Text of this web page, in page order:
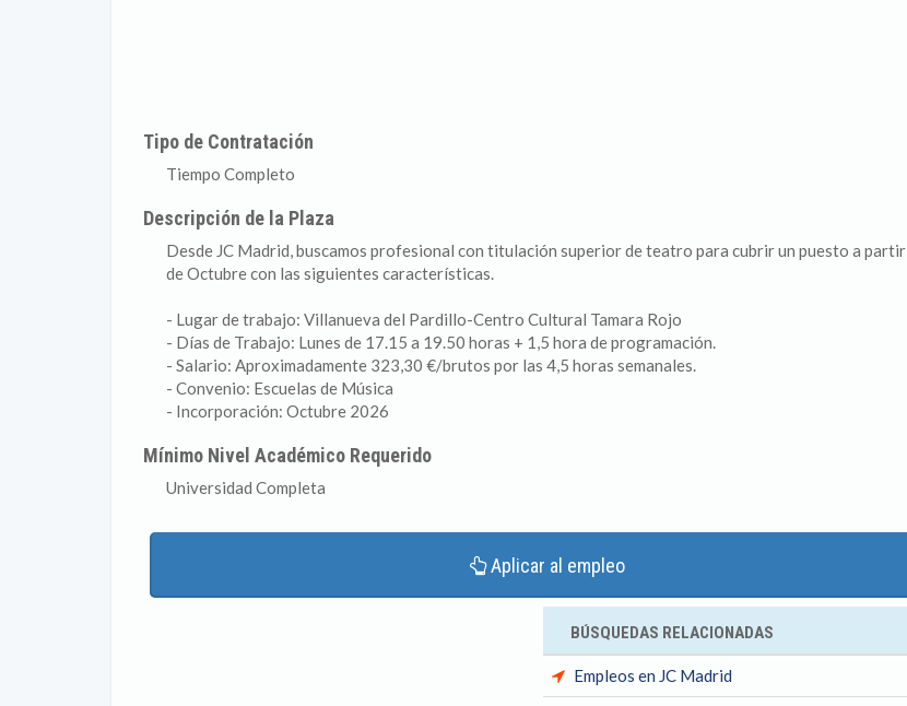
Tipo de Contratación
Tiempo Completo
Descripción de la Plaza
Desde JC Madrid, buscamos profesional con titulación superior de teatro para cubrir un puesto a partir
de Octubre con las siguientes características.
- Lugar de trabajo: Villanueva del Pardillo-Centro Cultural Tamara Rojo
- Días de Trabajo: Lunes de 17.15 a 19.50 horas + 1,5 hora de programación.
- Salario: Aproximadamente 323,30 €/brutos por las 4,5 horas semanales.
- Convenio: Escuelas de Música
- Incorporación: Octubre 2026
Mínimo Nivel Académico Requerido
Universidad Completa
Aplicar al empleo
BÚSQUEDAS RELACIONADAS
Empleos en JC Madrid